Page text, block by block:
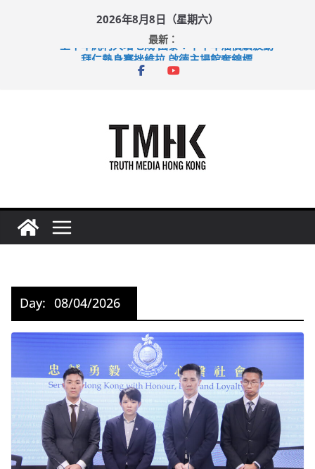
2026年8月8日（星期六）
最新：
上半年純利大增七成 國泰：下半年油價續波動
拜仁熱身賽挫維拉 啟德主場館奪錦標
性罪行修例獲九成支持 鄧炳強：爭取今屆任期內完成立法
Day: 08/04/2026